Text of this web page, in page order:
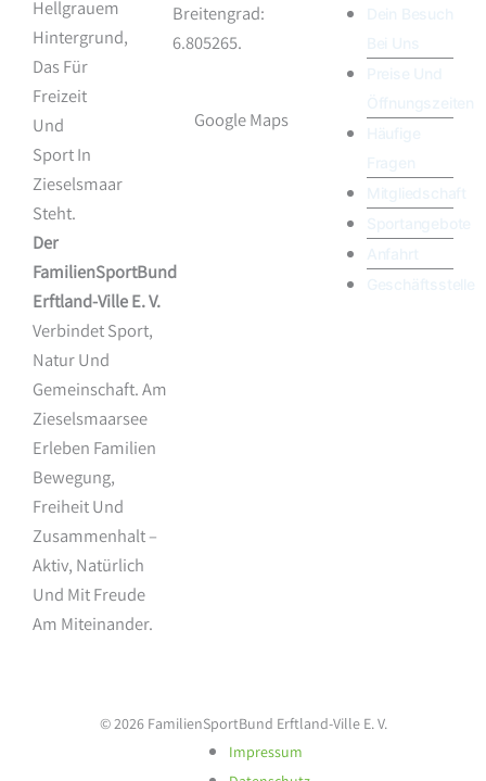
Der
FamilienSportBund
Erftland-Ville E. V.
Verbindet Sport,
Natur Und
Gemeinschaft. Am
Zieselsmaarsee
Erleben Familien
Bewegung,
Freiheit Und
Zusammenhalt –
Aktiv, Natürlich
Und Mit Freude
Am Miteinander.
Breitengrad:
6.805265.
Google Maps
© 2026 FamilienSportBund Erftland-Ville E. V.
Impressum